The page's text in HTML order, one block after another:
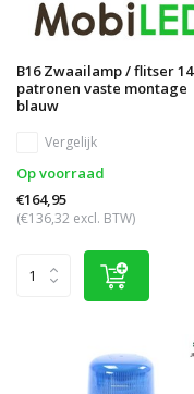
B16 Zwaailamp / flitser 14
patronen vaste montage
blauw
Vergelijk
Op voorraad
€164,95
(€136,32 excl. BTW)